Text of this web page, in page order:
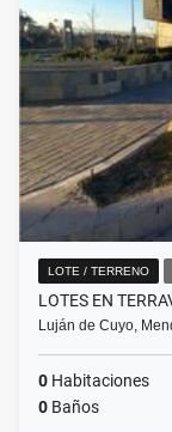
LOTE / TERRENO
LOTES EN
Luján de Cuyo,
0 Habitaciones
0 Baños